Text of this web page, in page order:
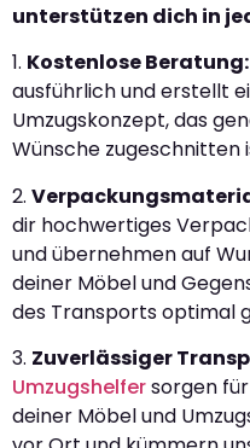
unterstützen dich in
1. Kostenlose Beratung:
ausführlich und erstellt
Umzugskonzept, das
Wünsche zugeschnitten
2.
dir hochwertiges
und übernehmen auf
deiner Möbel und
des Transports optimal
3. Zuverlässiger
Umzugshelfersorgen
deiner Möbel und